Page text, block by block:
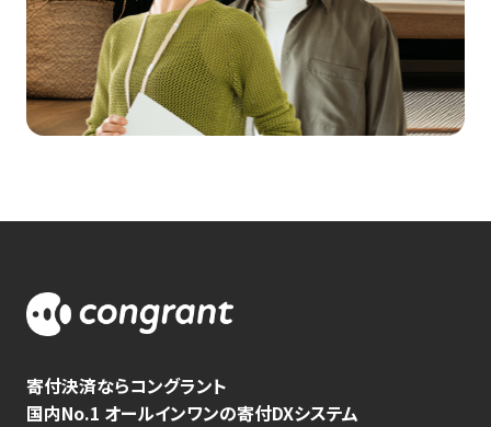
寄付決済ならコングラント
国内No.1 オールインワンの寄付DXシステム